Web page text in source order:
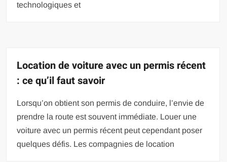
technologiques et
Location de voiture avec un permis récent
: ce qu’il faut savoir
Lorsqu’on obtient son permis de conduire, l’envie de
prendre la route est souvent immédiate. Louer une
voiture avec un permis récent peut cependant poser
quelques défis. Les compagnies de location